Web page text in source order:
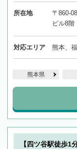
所在地
〒860-
ビル8階
対応エリア 熊本、
熊本県
【四ツ谷駅徒歩1